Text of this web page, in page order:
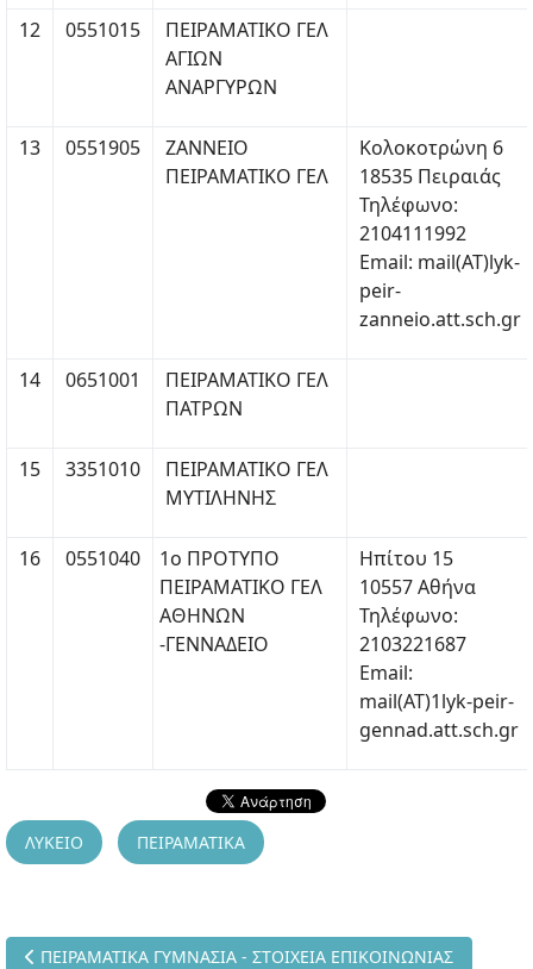
12 0551015
ΠΕΙΡΑΜΑΤΙΚΟ ΓΕΛ
ΑΓΙΩΝ
ΑΝΑΡΓΥΡΩΝ
13 0551905
ΖΑΝΝΕΙΟ
ΠΕΙΡΑΜΑΤΙΚΟ ΓΕΛ
Κολοκοτρώνη 6
18535 Πειραιάς
Τηλέφωνο:
2104111992
Email: mail(ΑΤ)lyk-
peir-
zanneio.att.sch.gr
14 0651001
ΠΕΙΡΑΜΑΤΙΚΟ ΓΕΛ
ΠΑΤΡΩΝ
15 3351010
ΠΕΙΡΑΜΑΤΙΚΟ ΓΕΛ
ΜΥΤΙΛΗΝΗΣ
16 0551040
1ο ΠΡΟΤΥΠΟ
ΠΕΙΡΑΜΑΤΙΚΟ ΓΕΛ
ΑΘΗΝΩΝ
-ΓΕΝΝΑΔΕΙΟ
Ηπίτου 15
10557 Αθήνα
Τηλέφωνο:
2103221687
Email:
mail(ΑΤ)1lyk-peir-
gennad.att.sch.gr
ΛΥΚΕΙΟ ΠΕΙΡΑΜΑΤΙΚΑ
Προηγούμενο άρθρο: ΠΕΙΡΑΜΑΤΙΚΑ ΓΥΜΝΑΣΙΑ - ΣΤΟΙΧΕΙΑ
ΠΕΙΡΑΜΑΤΙΚΑ ΓΥΜΝΑΣΙΑ - ΣΤΟΙΧΕΙΑ ΕΠΙΚΟΙΝΩΝΙΑΣ